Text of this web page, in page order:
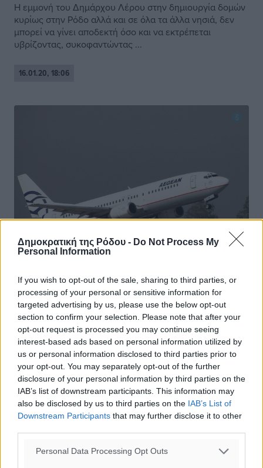
Δημοκρατική της Ρόδου - Do Not Process My
Personal Information
If you wish to opt-out of the sale, sharing to third parties, or
processing of your personal or sensitive information for
targeted advertising by us, please use the below opt-out
section to confirm your selection. Please note that after your
opt-out request is processed you may continue seeing
interest-based ads based on personal information utilized by
us or personal information disclosed to third parties prior to
your opt-out. You may separately opt-out of the further
disclosure of your personal information by third parties on the
IAB’s list of downstream participants. This information may
also be disclosed by us to third parties on the IAB’s List of
Downstream Participants that may further disclose it to other
Personal Data Processing Opt Outs
Η εμμονή του Δημάρχου Λέρου στην δημιουργία δομών
κυρίως στην Ρόδο αλλά και σε όλα τα άλλα νησιά, δεν
μπορεί να γίνει αποδεκτή όσο και να εκτρέπεται
υβρίζοντας, συκοφαντώντας ...
16.01.20, 18:06
Με 1 εκατ. περισσοτέρους επιβάτες και
νέο ρεκόρ 15 εκατ. στην επιβατική
κίνηση η AEGEAN το 2019
Μετέφερε 11% περισσοτέρους επιβάτες από το
εξωτερικό και 3% περισσότερους στο εσωτερικό από το
προηγούμενο έτος Mε ένα νέο ρεκόρ στην επιβατική
κίνηση, αγγίζοντας το όριο των ...